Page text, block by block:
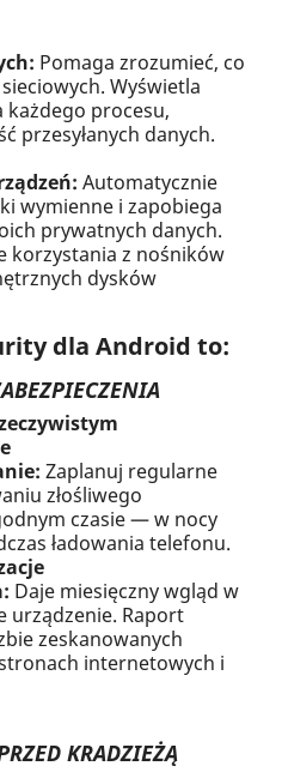
Pomaga zrozumieć, co
Wyświetla
każdego procesu,
przesyłanych danych.
Automatycznie
wymienne i zapobiega
prywatnych danych.
korzystania z nośników
dysków
dla Android to:
Zaplanuj regularne
złośliwego
czasie — w nocy
ładowania telefonu.
Daje miesięczny wgląd w
urządzenie. Raport
zeskanowanych
internetowych i
KRADZIEŻĄ